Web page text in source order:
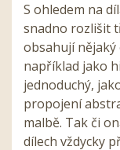
S ohledem na
snadno rozlišit
obsahují
například jako
jednoduchý,
propojení
malbě. Tak či
dílech vždycky